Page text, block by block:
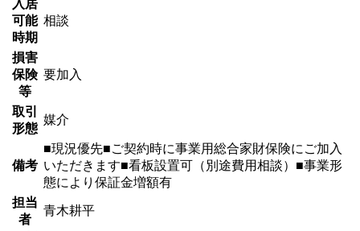
入居
可能
時期
相談
損害
保険
等
要加入
取引
形態
媒介
備考
■現況優先■ご契約時に事業用総合家財保険にご加入
いただきます■看板設置可（別途費用相談）■事業形
態により保証金増額有
担当
者
青木耕平